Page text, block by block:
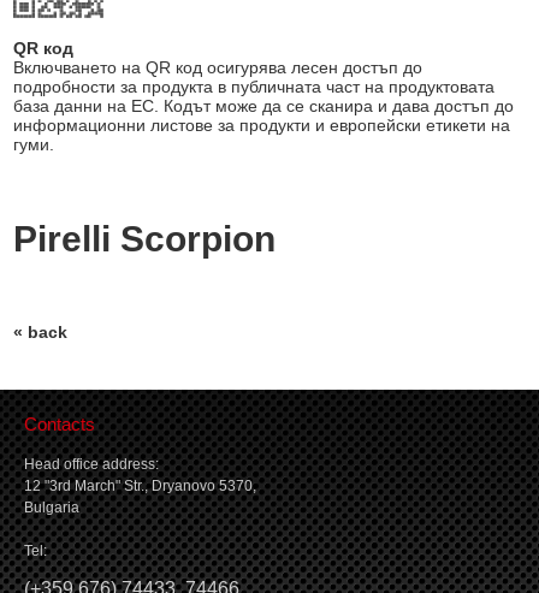
QR код
Включването на QR код осигурява лесен достъп до
подробности за продукта в публичната част на продуктовата
база данни на ЕС. Кодът може да се сканира и дава достъп до
информационни листове за продукти и европейски етикети на
гуми.
Pirelli Scorpion
« back
Contacts
Head office address:
12 "3rd March" Str., Dryanovo 5370,
Bulgaria
Tel: